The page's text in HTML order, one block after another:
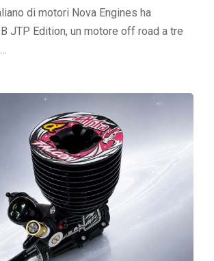
di motori Nova Engines ha
JTP Edition, un motore off road a tre